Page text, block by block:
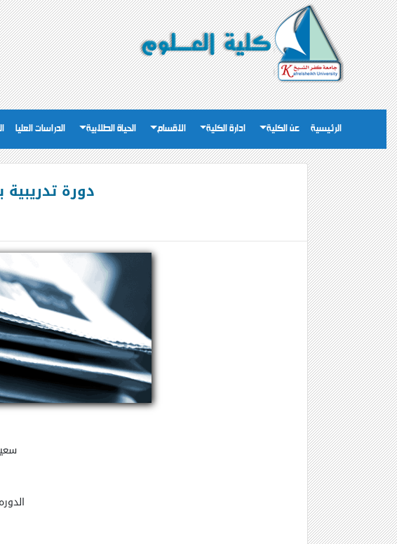
الرئيسية عن الكلية ادارة الكلية الاقسام الحياة الطلابية الدراسات العليا
دورة